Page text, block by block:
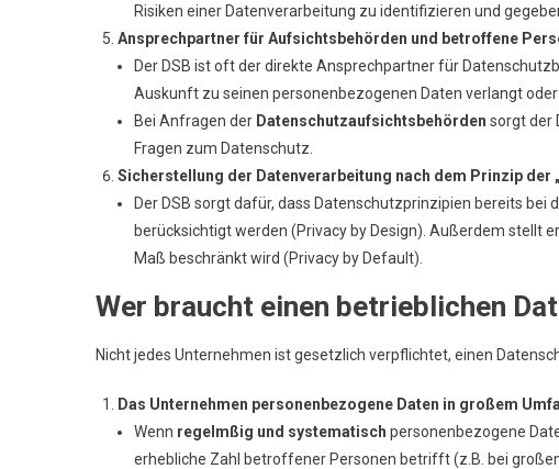
Risiken einer Datenverarbeitung zu identifizieren und
Ansprechpartner für Aufsichtsbehörden und betroffene
Der DSB ist oft der direkte Ansprechpartner für
Auskunft zu seinen personenbezogenen Daten verlangt
Bei Anfragen der Datenschutzaufsichtsbehörden sorgt der
Fragen zum Datenschutz.
Sicherstellung der Datenverarbeitung nach dem Prinzip der
Der DSB sorgt dafür, dass Datenschutzprinzipien bereits
berücksichtigt werden (Privacy by Design). Außerdem stellt
Maß beschränkt wird (Privacy by Default).
Wer braucht einen betrieblichen
Nicht jedes Unternehmen ist gesetzlich verpflichtet, einen
Das Unternehmen personenbezogene Daten in großem
Wenn regelmßig und systematisch personenbezogene
erhebliche Zahl betroffener Personen betrifft (z.B. bei